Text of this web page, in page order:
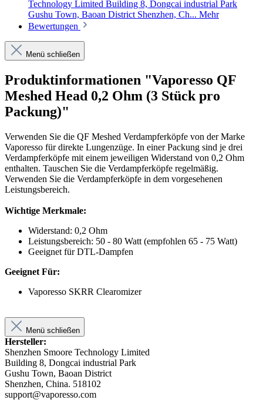
Technology Limited Building 8, Dongcai industrial Park
Gushu Town, Baoan District Shenzhen, Ch... Mehr
Bewertungen
Menü schließen
Produktinformationen "Vaporesso QF
Meshed Head 0,2 Ohm (3 Stück pro
Packung)"
Verwenden Sie die QF Meshed Verdampferköpfe von der Marke
Vaporesso für direkte Lungenzüge. In einer Packung sind je drei
Verdampferköpfe mit einem jeweiligen Widerstand von 0,2 Ohm
enthalten. Tauschen Sie die Verdampferköpfe regelmäßig.
Verwenden Sie die Verdampferköpfe in dem vorgesehenen
Leistungsbereich.
Wichtige Merkmale:
Widerstand: 0,2 Ohm
Leistungsbereich: 50 - 80 Watt (empfohlen 65 - 75 Watt)
Geeignet für DTL-Dampfen
Geeignet Für:
Vaporesso SKRR Clearomizer
Menü schließen
Hersteller:
Shenzhen Smoore Technology Limited
Building 8, Dongcai industrial Park
Gushu Town, Baoan District
Shenzhen, China. 518102
support@vaporesso.com